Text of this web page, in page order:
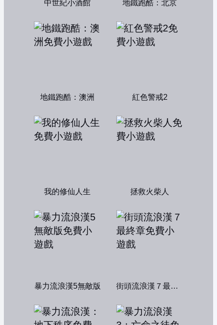
中世紀小酒館 地鐵跑酷：北京
地鐵跑酷：澳洲 紅色警戒2
我的修仙人生 拯救火柴人
暴力流浪漢5無敵版 街頭流浪漢７最終章